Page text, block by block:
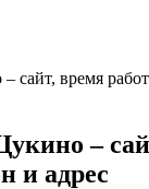
–
и адрес